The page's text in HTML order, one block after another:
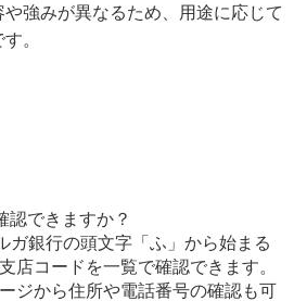
強みが異なるため、用途に応じて
。
認できますか？
ガ銀行の頭文字「ふ」から始まる
店コードを一覧で確認できます。
ジから住所や電話番号の確認も可